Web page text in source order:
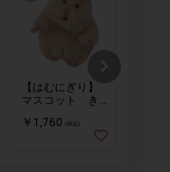
【はむにぎり】
マスコット き
￥1,760 (税込)